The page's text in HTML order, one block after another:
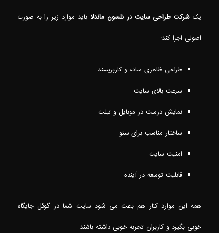
یکشرکت طراحی سایت در نلسون ماندلا باید موارد زیر را به صورت
اصولی اجرا کند:
طراحی ظاهری ساده و کاربرپسند
سرعت بالای سایت
نمایش درست در موبایل و تبلت
ساختار مناسب برای سئو
امنیت سایت
قابلیت توسعه در آینده
همه این موارد کنار هم باعث می شود سایت شما در گوگل جایگاه
خوبی بگیرد و کاربران تجربه خوبی داشته باشند.